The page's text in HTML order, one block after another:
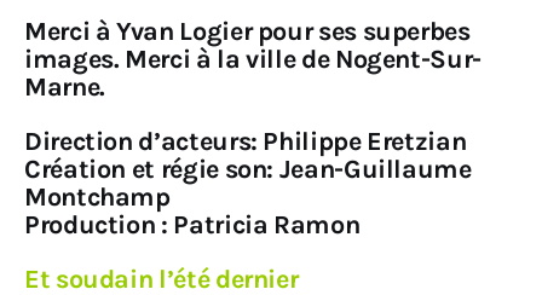
Merci à Yvan Logier pour ses superbes
images. Merci à la ville de Nogent-Sur-
Marne.
Direction d’acteurs: Philippe Eretzian
Création et régie son: Jean-Guillaume
Montchamp
Production : Patricia Ramon
Et soudain l’été dernier